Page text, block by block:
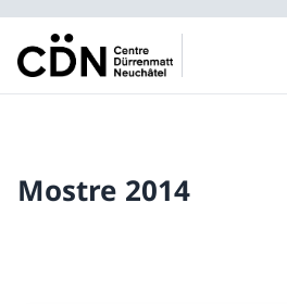
Mostre 2014